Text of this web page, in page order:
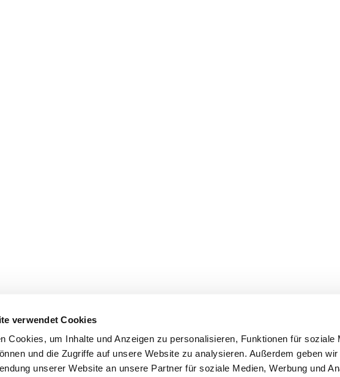
verwendet Cookies
Cookies, um Inhalte und Anzeigen zu personalisieren, Funktionen für soziale
und die Zugriffe auf unsere Website zu analysieren. Außerdem geben
unserer Website an unsere Partner für soziale Medien, Werbung und